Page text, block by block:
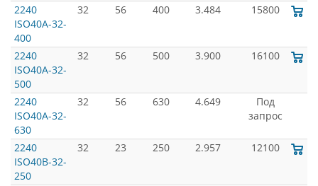
2240
ISO40A-32-
400
32 56 400 3.484 15800
2240
ISO40A-32-
500
32 56 500 3.900 16100
2240
ISO40A-32-
630
32 56 630 4.649
Под
запрос
2240
ISO40B-32-
250
32 23 250 2.957 12100